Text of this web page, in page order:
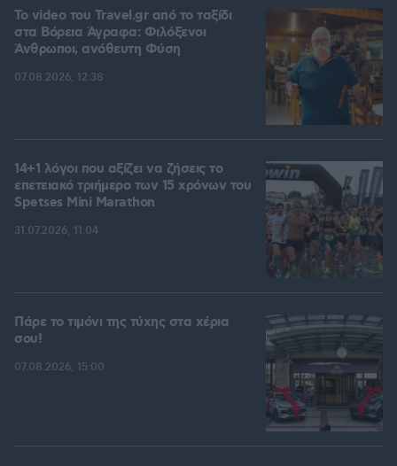
To video του Travel.gr από το ταξίδι
στα Βόρεια Άγραφα: Φιλόξενοι
Άνθρωποι, ανόθευτη Φύση
07.08.2026, 12:38
14+1 λόγοι που αξίζει να ζήσεις το
επετειακό τριήμερο των 15 χρόνων του
Spetses Mini Marathon
31.07.2026, 11:04
Πάρε το τιμόνι της τύχης στα χέρια
σου!
07.08.2026, 15:00